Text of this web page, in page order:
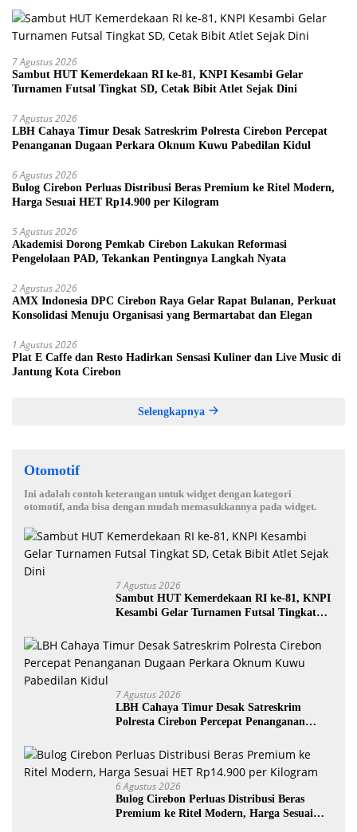
7 Agustus 2026
Sambut HUT Kemerdekaan RI ke-81, KNPI Kesambi Gelar
Turnamen Futsal Tingkat SD, Cetak Bibit Atlet Sejak Dini
7 Agustus 2026
LBH Cahaya Timur Desak Satreskrim Polresta Cirebon Percepat
Penanganan Dugaan Perkara Oknum Kuwu Pabedilan Kidul
6 Agustus 2026
Bulog Cirebon Perluas Distribusi Beras Premium ke Ritel Modern,
Harga Sesuai HET Rp14.900 per Kilogram
5 Agustus 2026
Akademisi Dorong Pemkab Cirebon Lakukan Reformasi
Pengelolaan PAD, Tekankan Pentingnya Langkah Nyata
2 Agustus 2026
AMX Indonesia DPC Cirebon Raya Gelar Rapat Bulanan, Perkuat
Konsolidasi Menuju Organisasi yang Bermartabat dan Elegan
1 Agustus 2026
Plat E Caffe dan Resto Hadirkan Sensasi Kuliner dan Live Music di
Jantung Kota Cirebon
Selengkapnya
Otomotif
Ini adalah contoh keterangan untuk widget dengan kategori
otomotif, anda bisa dengan mudah memasukkannya pada widget.
7 Agustus 2026
Sambut HUT Kemerdekaan RI ke-81, KNPI
Kesambi Gelar Turnamen Futsal Tingkat
7 Agustus 2026
LBH Cahaya Timur Desak Satreskrim
Polresta Cirebon Percepat Penanganan
Kidul
6 Agustus 2026
Bulog Cirebon Perluas Distribusi Beras
Premium ke Ritel Modern, Harga Sesuai